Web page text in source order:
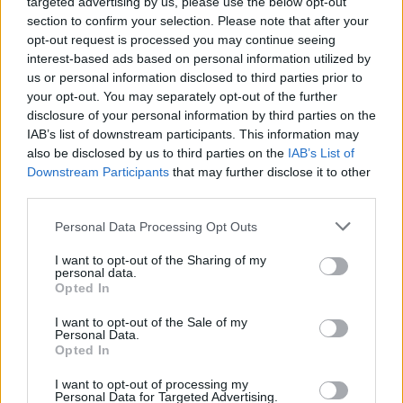
section to confirm your selection. Please note that after your
opt-out request is processed you may continue seeing
interest-based ads based on personal information utilized by
us or personal information disclosed to third parties prior to
your opt-out. You may separately opt-out of the further
disclosure of your personal information by third parties on the
IAB’s list of downstream participants. This information may
also be disclosed by us to third parties on the IAB’s List of
Downstream Participants that may further disclose it to other
Personal Data Processing Opt Outs
I want to opt-out of the Sharing of my
personal data.
Opted In
I want to opt-out of the Sale of my
Personal Data.
Opted In
I want to opt-out of processing my
Personal Data for Targeted Advertising.
në moshën 56-vjeçare
VIDEO/ Ndërhyrja “horror”
e Enea Mihajt në MLS,
Pritje madhështore në
Turqi, 25 mijë tifozë
Vinicius zbraz profilin në
Instagram teksa
bisedimet me Real
transplantin e flokëve të
Calhanoglut bëhet virale